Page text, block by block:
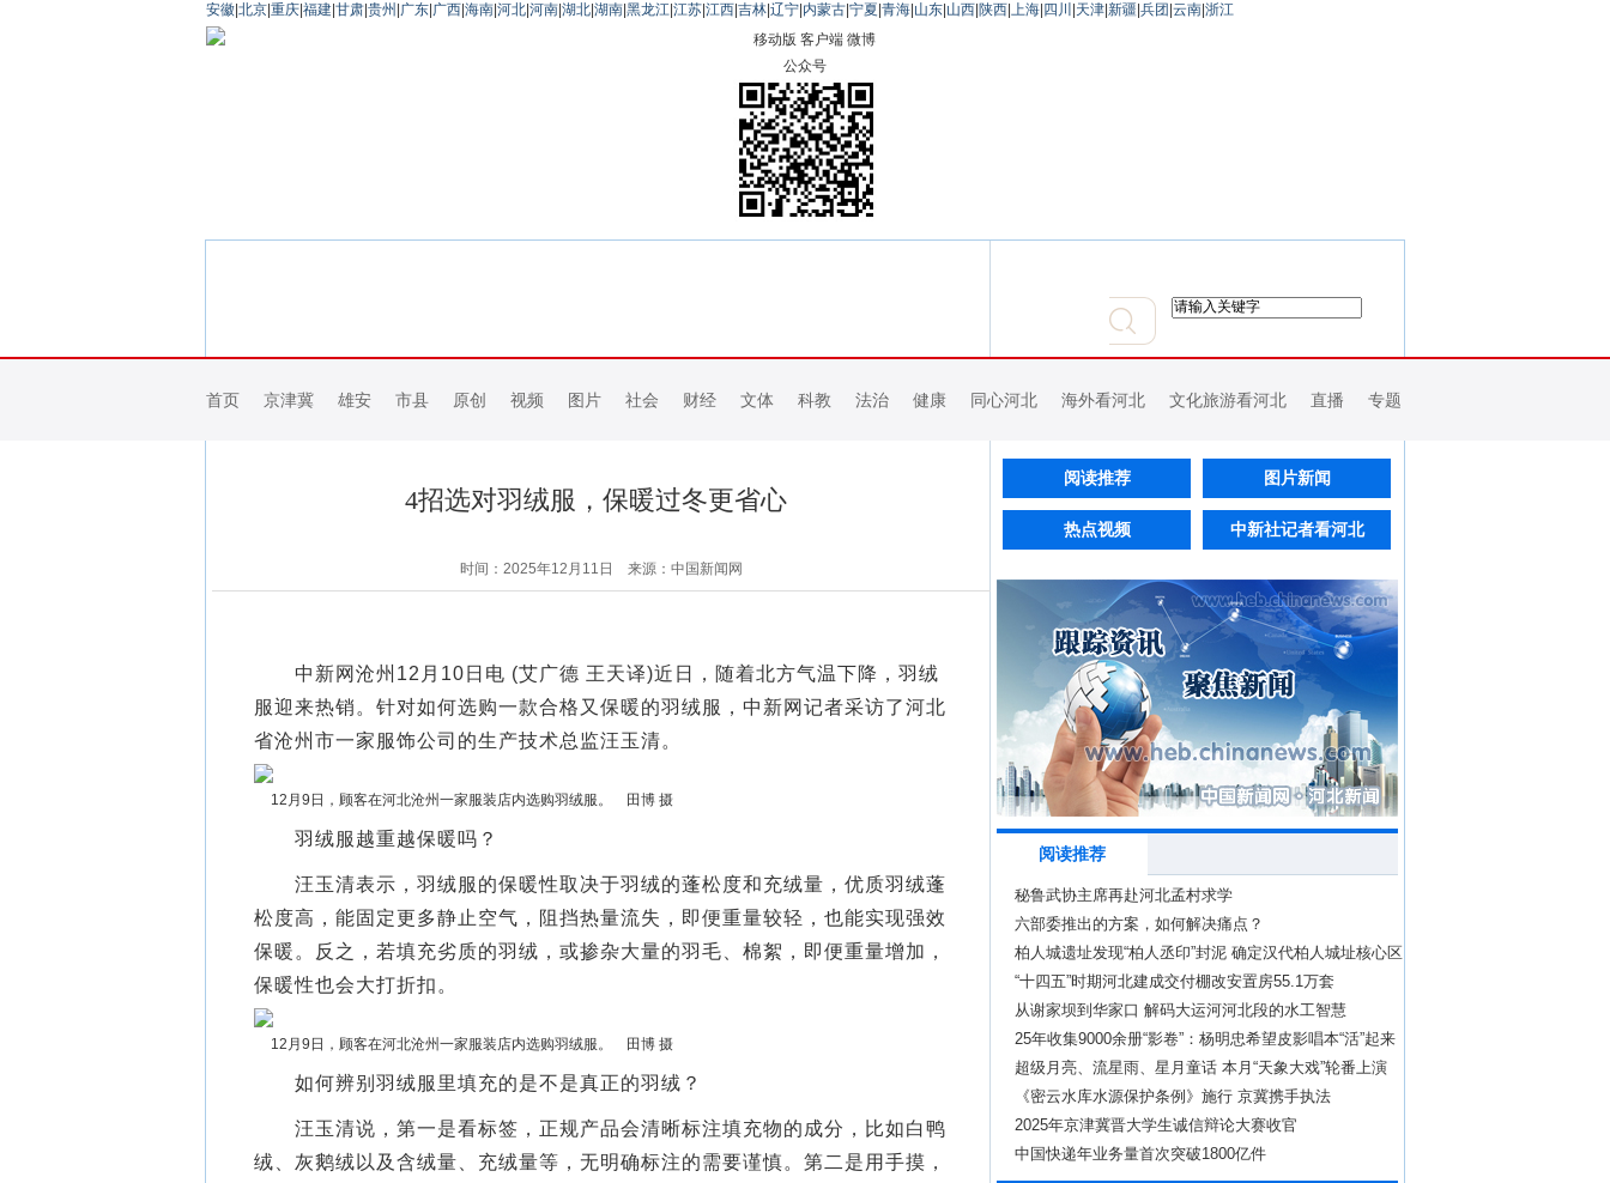
安徽 北京 重庆 福建 甘肃 贵州 广东 广西 海南 河北 河南 湖北 湖南 黑龙江 江苏 江西 吉林 辽宁 内蒙古 宁夏 青海 山东 山西 陕西 上海 四川 天津 新疆 兵团 云南 浙江
移动版 客户端 微博
公众号
首页 京津冀 雄安 市县 原创 视频 图片 社会 财经 文体 科教 法治 健康 同心河北 海外看河北 文化旅游看河北 直播 专题
4招选对羽绒服，保暖过冬更省心
时间：2025年12月11日 来源：中国新闻网
中新网沧州12月10日电 (艾广德 王天译)近日，随着北方气温下降，羽绒
服迎来热销。针对如何选购一款合格又保暖的羽绒服，中新网记者采访了河北
省沧州市一家服饰公司的生产技术总监汪玉清。
12月9日，顾客在河北沧州一家服装店内选购羽绒服。 田博 摄
羽绒服越重越保暖吗？
汪玉清表示，羽绒服的保暖性取决于羽绒的蓬松度和充绒量，优质羽绒蓬
松度高，能固定更多静止空气，阻挡热量流失，即便重量较轻，也能实现强效
保暖。反之，若填充劣质的羽绒，或掺杂大量的羽毛、棉絮，即便重量增加，
保暖性也会大打折扣。
12月9日，顾客在河北沧州一家服装店内选购羽绒服。 田博 摄
如何辨别羽绒服里填充的是不是真正的羽绒？
汪玉清说，第一是看标签，正规产品会清晰标注填充物的成分，比如白鸭
绒、灰鹅绒以及含绒量、充绒量等，无明确标注的需要谨慎。第二是用手摸，
阅读推荐 图片新闻
热点视频 中新社记者看河北
阅读推荐
秘鲁武协主席再赴河北孟村求学
六部委推出的方案，如何解决痛点？
柏人城遗址发现“柏人丞印”封泥 确定汉代柏人城址核心区
“十四五”时期河北建成交付棚改安置房55.1万套
从谢家坝到华家口 解码大运河河北段的水工智慧
25年收集9000余册“影卷”：杨明忠希望皮影唱本“活”起来
超级月亮、流星雨、星月童话 本月“天象大戏”轮番上演
《密云水库水源保护条例》施行 京冀携手执法
2025年京津冀晋大学生诚信辩论大赛收官
中国快递年业务量首次突破1800亿件